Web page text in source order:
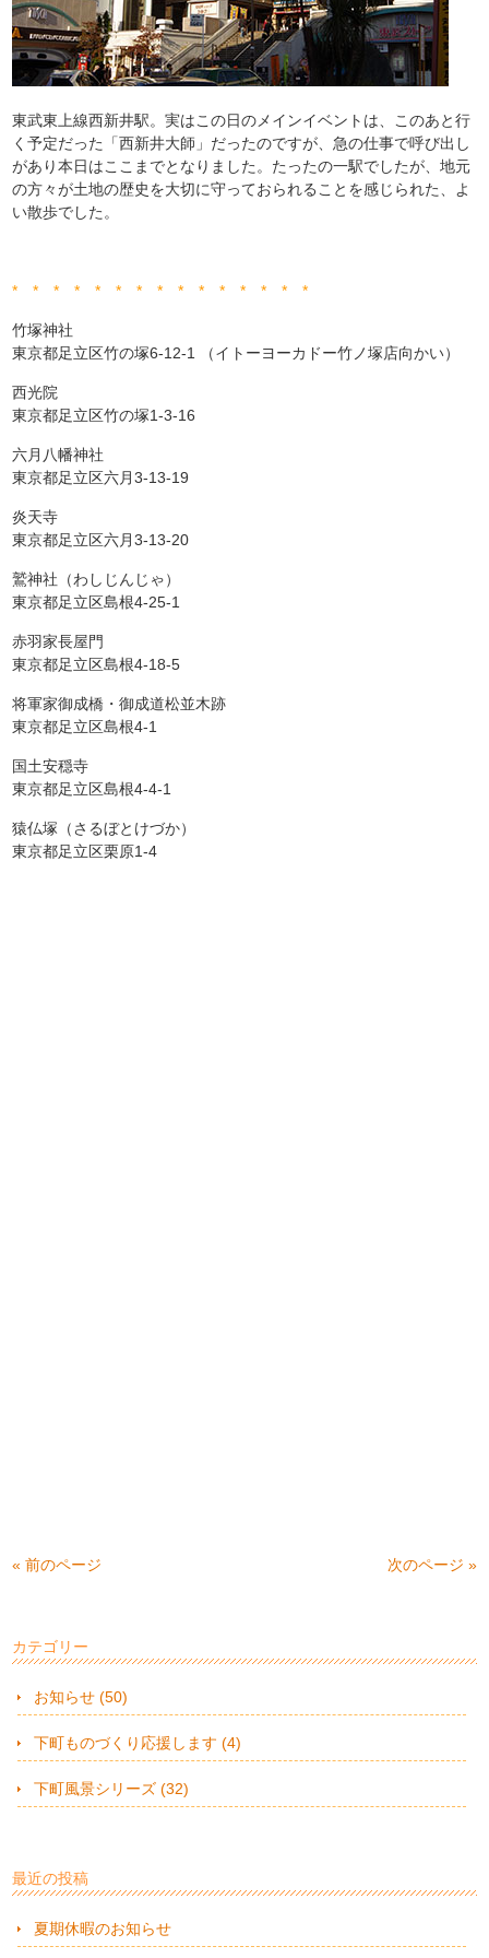
東武東上線西新井駅。実はこの日のメインイベントは、このあと行
く予定だった「西新井大師」だったのですが、急の仕事で呼び出し
があり本日はここまでとなりました。たったの一駅でしたが、地元
の方々が土地の歴史を大切に守っておられることを感じられた、よ
い散歩でした。
* * * * * * * * * * * * * * *
竹塚神社
東京都足立区竹の塚6-12-1 ‎（イトーヨーカドー竹ノ塚店向かい）
西光院
東京都足立区竹の塚1-3-16
六月八幡神社
東京都足立区六月3-13-19
炎天寺
東京都足立区六月3-13-20
鷲神社（わしじんじゃ）
東京都足立区島根4-25-1
赤羽家長屋門
東京都足立区島根4-18-5
将軍家御成橋・御成道松並木跡
東京都足立区島根4-1
国土安穏寺
東京都足立区島根4-4-1
猿仏塚（さるぼとけづか）
東京都足立区栗原1-4
« 前のページ 次のページ »
カテゴリー
お知らせ (50)
下町ものづくり応援します (4)
下町風景シリーズ (32)
最近の投稿
夏期休暇のお知らせ